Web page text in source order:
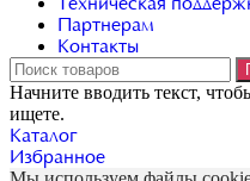
Техническая
Партнерам
Контакты
Начните вводить текст,
ищете.
Каталог
Избранное